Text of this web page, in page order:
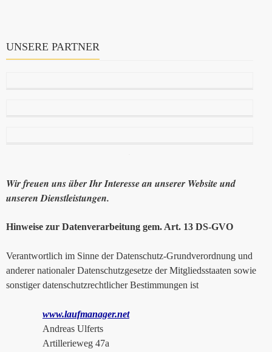
UNSERE PARTNER
Wir freuen uns über Ihr Interesse an unserer Website und
unseren Dienstleistungen.
Hinweise zur Datenverarbeitung gem. Art. 13 DS-GVO
Verantwortlich im Sinne der Datenschutz-Grundverordnung und
anderer nationaler Datenschutzgesetze der Mitgliedsstaaten sowie
sonstiger datenschutzrechtlicher Bestimmungen ist
www.laufmanager.net
Andreas Ulferts
Artillerieweg 47a